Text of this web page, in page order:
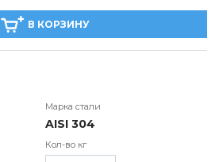
В КОРЗИНУ
AISI 304